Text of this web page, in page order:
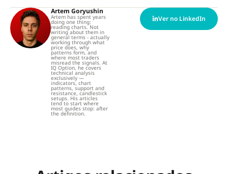
Artem Goryushin
Artem has spent years
doing one thing:
reading charts. Not
writing about them in
general terms - actually
working through what
price does, why
patterns form, and
where most traders
misread the signals. At
IQ Option, he covers
technical analysis
exclusively —
indicators, chart
patterns, support and
resistance, candlestick
setups. His articles
tend to start where
most guides stop: after
the definition.
Ver no LinkedIn